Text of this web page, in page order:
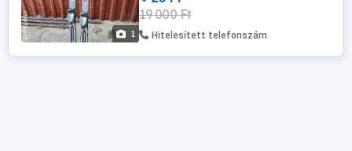
1
19 000 Ft
Hitelesített telefonszám